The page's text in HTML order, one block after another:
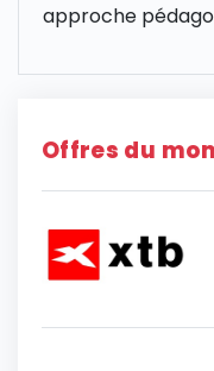
approche
Offres du